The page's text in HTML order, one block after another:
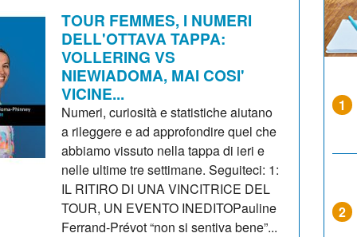
TOUR FEMMES, I NUMERI
DELL'OTTAVA TAPPA:
VOLLERING VS
NIEWIADOMA, MAI COSI'
VICINE...
Numeri, curiosità e statistiche aiutano
a rileggere e ad approfondire quel che
abbiamo vissuto nella tappa di ieri e
nelle ultime tre settimane. Seguiteci: 1:
IL RITIRO DI UNA VINCITRICE DEL
TOUR, UN EVENTO INEDITOPauline
Ferrand-Prévot “non si sentiva bene”...
1
2